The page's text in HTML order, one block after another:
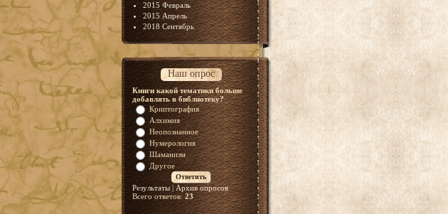
2015 Февраль
2015 Апрель
2018 Сентябрь
Наш опрос
Книги какой тематики больше
добавлять в библиотеку?
Криптография
Алхимия
Неопознанное
Нумерология
Шаманизм
Другое
Результаты| Архив опросов
Всего ответов:23